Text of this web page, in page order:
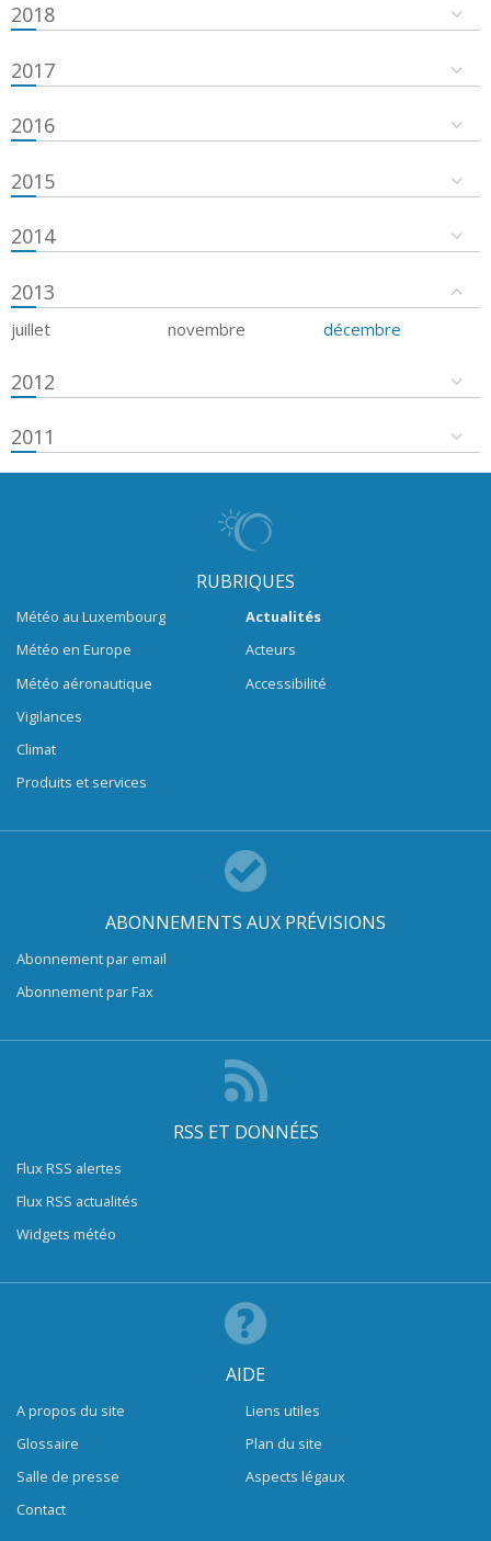
2018
2017
2016
2015
2014
2013
juillet novembre décembre
2012
2011
RUBRIQUES
Météo au Luxembourg
Météo en Europe
Météo aéronautique
Vigilances
Climat
Produits et services
Actualités
Acteurs
Accessibilité
ABONNEMENTS AUX PRÉVISIONS
Abonnement par email
Abonnement par Fax
RSS ET DONNÉES
Flux RSS alertes
Flux RSS actualités
Widgets météo
AIDE
A propos du site
Glossaire
Salle de presse
Contact
Liens utiles
Plan du site
Aspects légaux